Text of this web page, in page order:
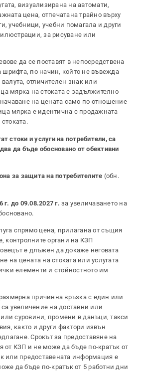
визуализирана на автомати,
цена, отпечатана трайно върху
учебници, учебни помагала и други
за рисуване или
да се поставят в непосредствена
шрифта, по начин, който не въвежда
отличителен знак или
мярка на стоката е задължително
на цената само по отношение
мярка е идентична с продажната
стоки и услуги на потребители, са
да бъде обосновано от обективни
за защита на потребителите (обн.
г. до 09.08.2027 г. за увеличаването на
спрямо цена, прилагана от същия
контролните органи на КЗП
е длъжен да докаже неговата
на цената на стоката или услугата
елементи и стойностното им
причинна връзка с един или
увеличение на доставни или
суровини, промени в данъци, такси
както и други фактори извън
Срокът за предоставяне на
от КЗП и не може да бъде по-кратък от
или предоставената информация е
да бъде по-кратък от 5 работни дни